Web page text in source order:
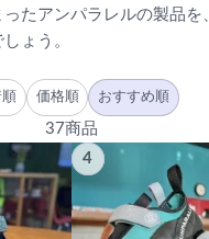
たアンパラレルの製品を
ょう。
価格順 おすすめ順
37商品
4